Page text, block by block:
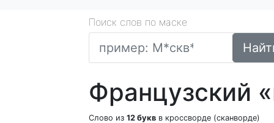
Поиск слов по маске
Французский
Слово из 12 букв в кроссворде (сканворде)